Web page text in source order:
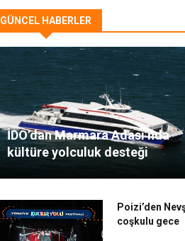
GÜNCEL HABERLER
İDO’dan Marmara Adası’nda
kültüre yolculuk desteği
Poizi’den
coşkulu gece